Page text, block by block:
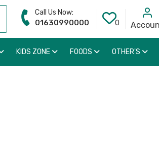
Call Us Now:
01630990000 0
KIDS ZONE FOODS OTHER'S